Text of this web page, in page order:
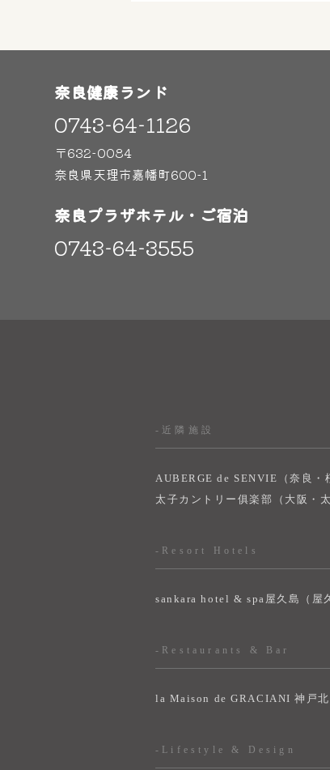
奈良健康ランド
0743-64-1126
〒632-0084
奈良県天理市嘉幡町600-1
奈良プラザホテル・ご宿泊
0743-64-3555
-近隣施設
AUBERGE de SENVIE（奈良・
太子カントリー俱楽部（大阪・太
-Resort Hotels
sankara hotel & spa屋久島（屋
-Restaurants & Bar
la Maison de GRACIANI 神戸北
-Lifestyle & Design